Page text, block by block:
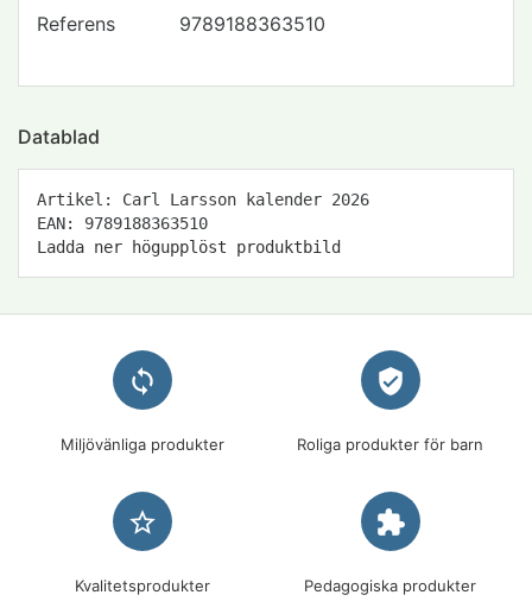
Referens
9789188363510
Datablad
Artikel: Carl Larsson kalender 2026
EAN: 9789188363510
Ladda ner högupplöst produktbild
loop
Miljövänliga produkter
verified_user
Roliga produkter för barn
star_border
Kvalitetsprodukter
extension
Pedagogiska produkter